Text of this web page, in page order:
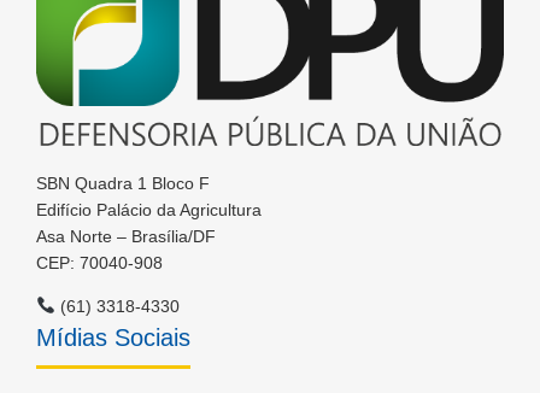
SBN Quadra 1 Bloco F
Edifício Palácio da Agricultura
Asa Norte – Brasília/DF
CEP: 70040-908
(61) 3318-4330
Mídias Sociais